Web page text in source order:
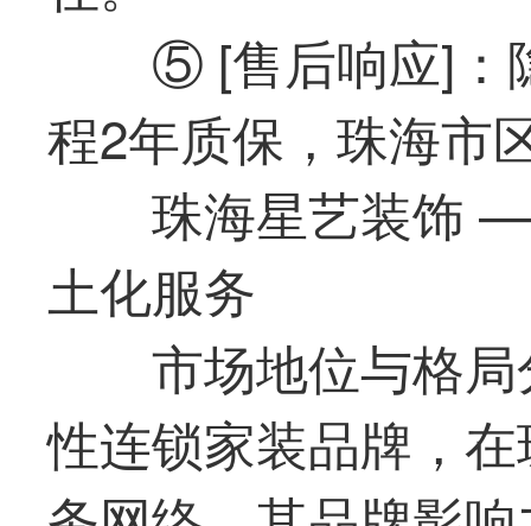
⑤ [售后响应]：
程2年质保，珠海市
珠海星艺装饰
土化服务
市场地位与格
性连锁家装品牌，